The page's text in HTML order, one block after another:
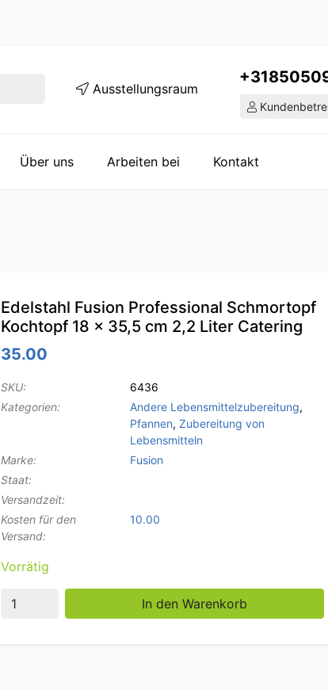
Ausstellungsraum
Über uns Arbeiten bei Kontakt
Edelstahl Fusion Professional Schmortopf
Kochtopf 18 x 35,5 cm 2,2 Liter Catering
35.00
SKU:
6436
Kategorien:
Andere Lebensmittelzubereitung,
Pfannen, Zubereitung von
Lebensmitteln
Marke:
Fusion
Staat:
Versandzeit:
Kosten für den
Versand:
10.00
Vorrätig
Edelstahl Fusion Professional Schmortopf Kochtopf
In den Warenkorb